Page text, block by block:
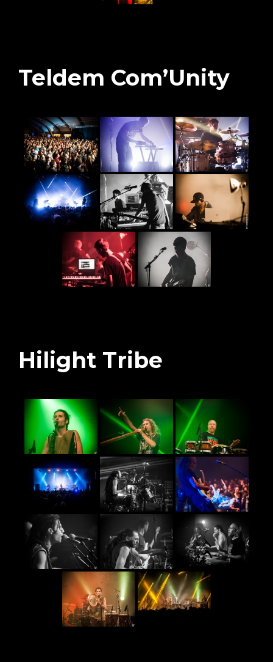
Teldem Com’Unity
Hilight Tribe